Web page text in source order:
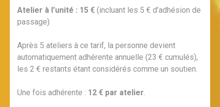
Atelier à l’unité : 15 € (incluant les 5 € d’adhésion de
passage)
Après 5 ateliers à ce tarif, la personne devient
automatiquement adhérente annuelle (23 € cumulés),
les 2 € restants étant considérés comme un soutien.
Une fois adhérente : 12 € par atelier.